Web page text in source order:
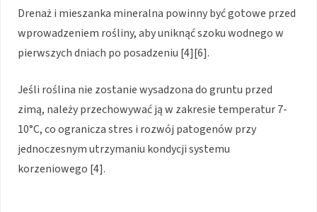
Drenaż i mieszanka mineralna powinny być gotowe przed
wprowadzeniem rośliny, aby uniknąć szoku wodnego w
pierwszych dniach po posadzeniu [4][6].
Jeśli roślina nie zostanie wysadzona do gruntu przed
zimą, należy przechowywać ją w zakresie temperatur 7-
10°C, co ogranicza stres i rozwój patogenów przy
jednoczesnym utrzymaniu kondycji systemu
korzeniowego [4].